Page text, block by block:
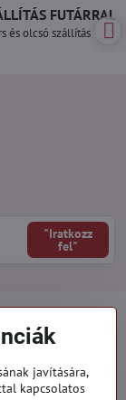
FUTÁRRAL
és olcsó szállítás
"Iratkozz
fel"
javítására,
kapcsolatos